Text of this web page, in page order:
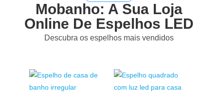
Mobanho: A Sua Loja
Online De Espelhos LED
Descubra os espelhos mais vendidos